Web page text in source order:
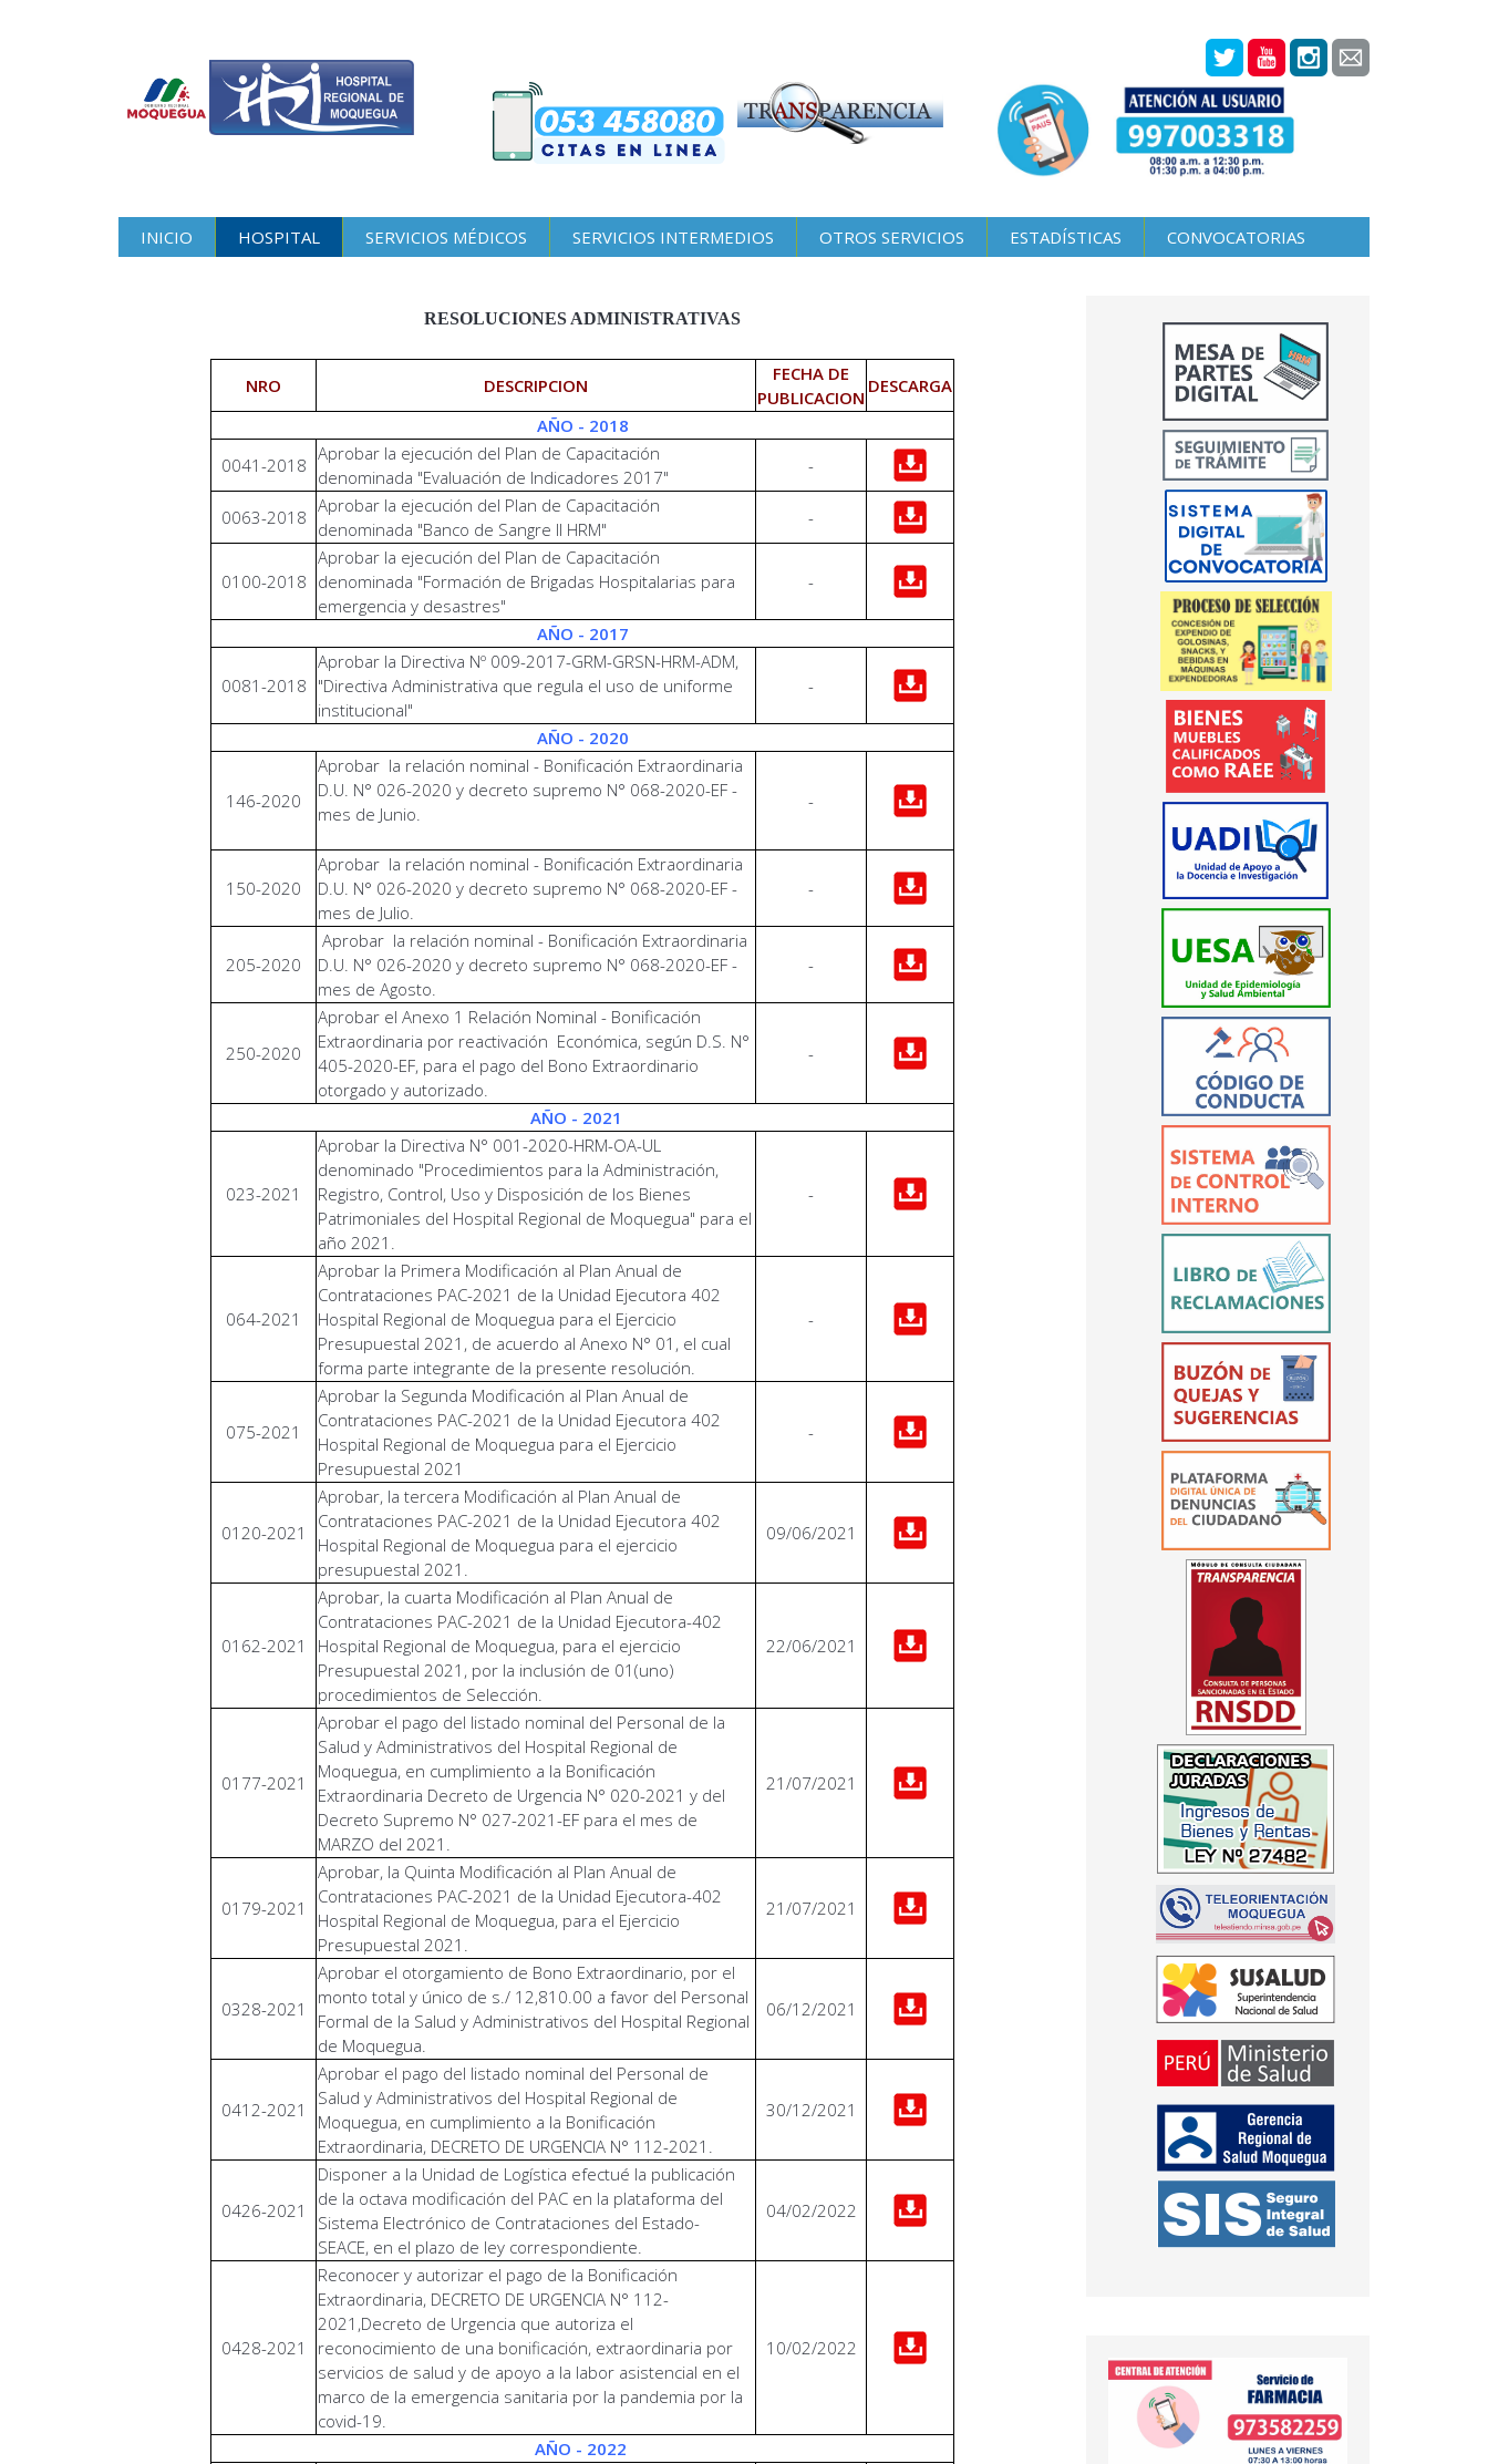
INICIO HOSPITAL SERVICIOS MÉDICOS SERVICIOS INTERMEDIOS OTROS SERVICIOS ESTADÍSTICAS CONVOCATORIAS
RESOLUCIONES ADMINISTRATIVAS
NRO DESCRIPCION
FECHA DE
PUBLICACION
DESCARGA
AÑO - 2018
0041-2018
Aprobar la ejecución del Plan de Capacitación
denominada "Evaluación de Indicadores 2017"
-
0063-2018
Aprobar la ejecución del Plan de Capacitación
denominada "Banco de Sangre II HRM"
-
0100-2018
Aprobar la ejecución del Plan de Capacitación
denominada "Formación de Brigadas Hospitalarias para
emergencia y desastres"
-
AÑO - 2017
0081-2018
Aprobar la Directiva Nº 009-2017-GRM-GRSN-HRM-ADM,
"Directiva Administrativa que regula el uso de uniforme
institucional"
-
AÑO - 2020
146-2020
Aprobar la relación nominal - Bonificación Extraordinaria
D.U. N° 026-2020 y decreto supremo N° 068-2020-EF -
mes de Junio.
-
150-2020
Aprobar la relación nominal - Bonificación Extraordinaria
D.U. N° 026-2020 y decreto supremo N° 068-2020-EF -
mes de Julio.
-
205-2020
Aprobar la relación nominal - Bonificación Extraordinaria
D.U. N° 026-2020 y decreto supremo N° 068-2020-EF -
mes de Agosto.
-
250-2020
Aprobar el Anexo 1 Relación Nominal - Bonificación
Extraordinaria por reactivación Económica, según D.S. N°
405-2020-EF, para el pago del Bono Extraordinario
otorgado y autorizado.
-
AÑO - 2021
023-2021
Aprobar la Directiva N° 001-2020-HRM-OA-UL
denominado "Procedimientos para la Administración,
Registro, Control, Uso y Disposición de los Bienes
Patrimoniales del Hospital Regional de Moquegua" para el
año 2021.
-
064-2021
Aprobar la Primera Modificación al Plan Anual de
Contrataciones PAC-2021 de la Unidad Ejecutora 402
Hospital Regional de Moquegua para el Ejercicio
Presupuestal 2021, de acuerdo al Anexo N° 01, el cual
forma parte integrante de la presente resolución.
-
075-2021
Aprobar la Segunda Modificación al Plan Anual de
Contrataciones PAC-2021 de la Unidad Ejecutora 402
Hospital Regional de Moquegua para el Ejercicio
Presupuestal 2021
-
0120-2021
Aprobar, la tercera Modificación al Plan Anual de
Contrataciones PAC-2021 de la Unidad Ejecutora 402
Hospital Regional de Moquegua para el ejercicio
presupuestal 2021.
09/06/2021
0162-2021
Aprobar, la cuarta Modificación al Plan Anual de
Contrataciones PAC-2021 de la Unidad Ejecutora-402
Hospital Regional de Moquegua, para el ejercicio
Presupuestal 2021, por la inclusión de 01(uno)
procedimientos de Selección.
22/06/2021
0177-2021
Aprobar el pago del listado nominal del Personal de la
Salud y Administrativos del Hospital Regional de
Moquegua, en cumplimiento a la Bonificación
Extraordinaria Decreto de Urgencia N° 020-2021 y del
Decreto Supremo N° 027-2021-EF para el mes de
MARZO del 2021.
21/07/2021
0179-2021
Aprobar, la Quinta Modificación al Plan Anual de
Contrataciones PAC-2021 de la Unidad Ejecutora-402
Hospital Regional de Moquegua, para el Ejercicio
Presupuestal 2021.
21/07/2021
0328-2021
Aprobar el otorgamiento de Bono Extraordinario, por el
monto total y único de s./ 12,810.00 a favor del Personal
Formal de la Salud y Administrativos del Hospital Regional
de Moquegua.
06/12/2021
0412-2021
Aprobar el pago del listado nominal del Personal de
Salud y Administrativos del Hospital Regional de
Moquegua, en cumplimiento a la Bonificación
Extraordinaria, DECRETO DE URGENCIA N° 112-2021.
30/12/2021
0426-2021
Disponer a la Unidad de Logística efectué la publicación
de la octava modificación del PAC en la plataforma del
Sistema Electrónico de Contrataciones del Estado-
SEACE, en el plazo de ley correspondiente.
04/02/2022
0428-2021
Reconocer y autorizar el pago de la Bonificación
Extraordinaria, DECRETO DE URGENCIA N° 112-
2021,Decreto de Urgencia que autoriza el
reconocimiento de una bonificación, extraordinaria por
servicios de salud y de apoyo a la labor asistencial en el
marco de la emergencia sanitaria por la pandemia por la
covid-19.
10/02/2022
AÑO - 2022